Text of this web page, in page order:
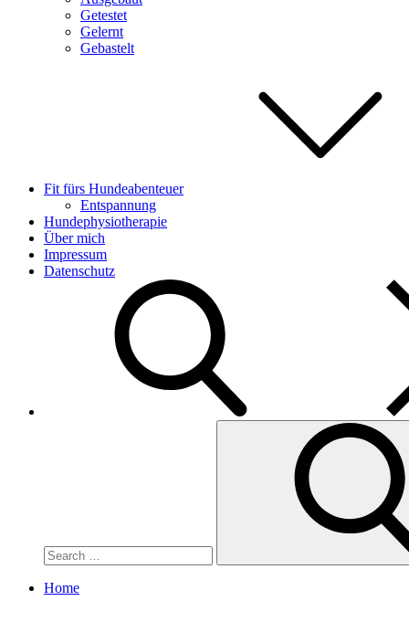
Getestet
Gelernt
Gebastelt
Fit fürs Hundeabenteuer
Entspannung
Hundephysiotherapie
Über mich
Impressum
Datenschutz
Home